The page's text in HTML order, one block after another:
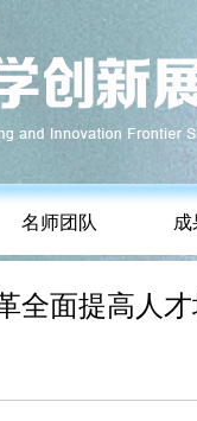
名师团队
全面提高人